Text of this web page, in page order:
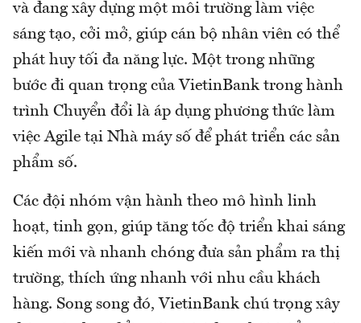
và đang xây dựng một môi trường làm việc
sáng tạo, cởi mở, giúp cán bộ nhân viên có thể
phát huy tối đa năng lực. Một trong những
bước đi quan trọng của VietinBank trong hành
trình Chuyển đổi là áp dụng phương thức làm
việc Agile tại Nhà máy số để phát triển các sản
phẩm số.
Các đội nhóm vận hành theo mô hình linh
hoạt, tinh gọn, giúp tăng tốc độ triển khai sáng
kiến mới và nhanh chóng đưa sản phẩm ra thị
trường, thích ứng nhanh với nhu cầu khách
hàng. Song song đó, VietinBank chú trọng xây